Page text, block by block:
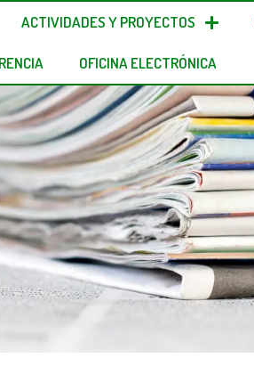
ACTIVIDADES Y PROYECTOS
OFICINA ELECTRÓNICA